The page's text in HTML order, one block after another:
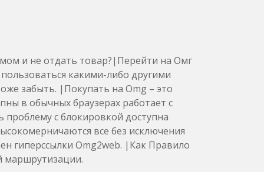
и не отдать товар?|Перейти на Омг
какими-либо другими
забыть. |Покупать на Omg – это
в обычных браузерах работает с
с блокировкой доступна
все без исключения
гиперссылки Omg2web. |Как Правило
маршрутизации.